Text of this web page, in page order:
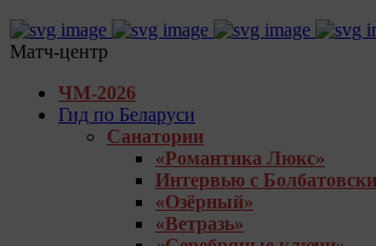
Матч-центр
ЧМ-2026
Гид по Беларуси
Санатории
«Романтика Люкс»
Интервью с
«Озёрный»
«Ветразь»